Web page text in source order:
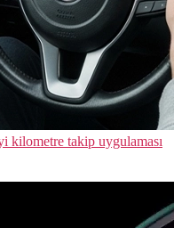
kilometre takip uygulaması